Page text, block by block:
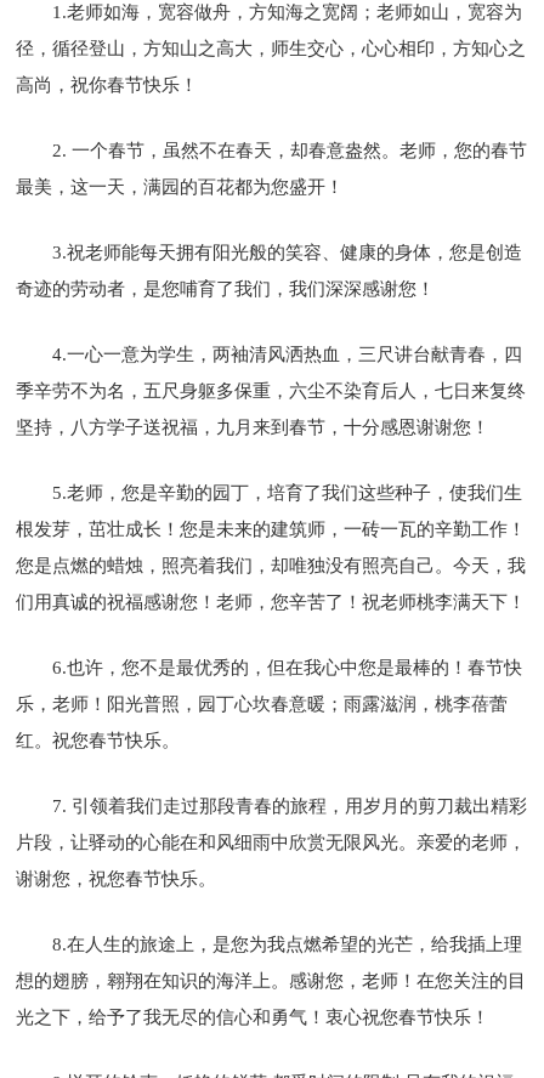
1.老师如海，宽容做舟，方知海之宽阔；老师如山，宽容为
径，循径登山，方知山之高大，师生交心，心心相印，方知心之
高尚，祝你春节快乐！
2. 一个春节，虽然不在春天，却春意盎然。老师，您的春节
最美，这一天，满园的百花都为您盛开！
3.祝老师能每天拥有阳光般的笑容、健康的身体，您是创造
奇迹的劳动者，是您哺育了我们，我们深深感谢您！
4.一心一意为学生，两袖清风洒热血，三尺讲台献青春，四
季辛劳不为名，五尺身躯多保重，六尘不染育后人，七日来复终
坚持，八方学子送祝福，九月来到春节，十分感恩谢谢您！
5.老师，您是辛勤的园丁，培育了我们这些种子，使我们生
根发芽，茁壮成长！您是未来的建筑师，一砖一瓦的辛勤工作！
您是点燃的蜡烛，照亮着我们，却唯独没有照亮自己。今天，我
们用真诚的祝福感谢您！老师，您辛苦了！祝老师桃李满天下！
6.也许，您不是最优秀的，但在我心中您是最棒的！春节快
乐，老师！阳光普照，园丁心坎春意暖；雨露滋润，桃李蓓蕾
红。祝您春节快乐。
7. 引领着我们走过那段青春的旅程，用岁月的剪刀裁出精彩
片段，让驿动的心能在和风细雨中欣赏无限风光。亲爱的老师，
谢谢您，祝您春节快乐。
8.在人生的旅途上，是您为我点燃希望的光芒，给我插上理
想的翅膀，翱翔在知识的海洋上。感谢您，老师！在您关注的目
光之下，给予了我无尽的信心和勇气！衷心祝您春节快乐！